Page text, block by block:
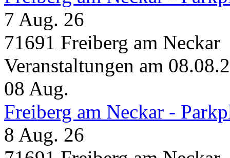
7 Aug. 26
71691 Freiberg am Neckar
Veranstaltungen am
08 Aug.
Freiberg am Neckar -
8 Aug. 26